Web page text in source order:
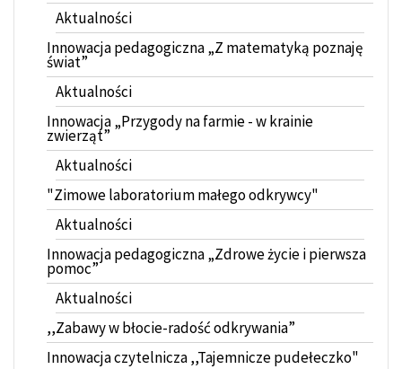
Aktualności
Innowacja pedagogiczna „Z matematyką poznaję
świat”
Aktualności
Innowacja „Przygody na farmie - w krainie
zwierząt”
Aktualności
"Zimowe laboratorium małego odkrywcy"
Aktualności
Innowacja pedagogiczna „Zdrowe życie i pierwsza
pomoc”
Aktualności
,,Zabawy w błocie-radość odkrywania”
Innowacja czytelnicza ,,Tajemnicze pudełeczko"